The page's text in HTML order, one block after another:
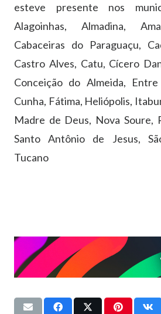
esteve presente nos
Alagoinhas, Almadina,
Cabaceiras do Paraguaçu,
Castro Alves, Catu, Cícero
Conceição do Almeida,
Cunha, Fátima, Heliópolis,
Madre de Deus, Nova Soure,
Santo Antônio de Jesus,
Tucano